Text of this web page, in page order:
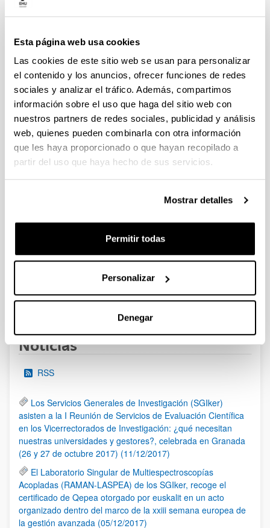
Esta página web usa cookies
Las cookies de este sitio web se usan para personalizar
el contenido y los anuncios, ofrecer funciones de redes
sociales y analizar el tráfico. Además, compartimos
información sobre el uso que haga del sitio web con
nuestros partners de redes sociales, publicidad y análisis
web, quienes pueden combinarla con otra información
que les haya proporcionado o que hayan recopilado a
partir del uso que haya hecho de sus servicios.
Mostrar detalles
Permitir todas
Personalizar
Denegar
PROGRAMME 2027
Trámite abierto
CONVOCATORIA PARA LA CONTRATACIÓN DE
PERSONAL INVESTIGADOR DOCTOR EN LA UPV/EHU
(2026)
Trámite abierto (Plazo de presentación de solicitudes: 03/06/2026 -
25/06/2026 23:59)
16/07/2026: Listado provisional de solicitudes admitidas y
excluidas para evaluación. Plazo alegaciones: del 17/07/2026
al 30/07/2026 (ambos incluídos)
PERSONAL INVESTIGADOR EN FORMACIÓN EN LA EHU
denegados
Página
1 Página
2 Página
3 ...Páginas intermedias Use TAB
Página
95
Noticias
RSS
Los Servicios Generales de Investigación (SGIker)
asisten a la I Reunión de Servicios de Evaluación Científica
en los Vicerrectorados de Investigación: ¿qué necesitan
nuestras universidades y gestores?, celebrada en Granada
(26 y 27 de octubre 2017) (11/12/2017)
El Laboratorio Singular de Multiespectroscopías
Acopladas (RAMAN-LASPEA) de los SGIker, recoge el
certificado de Qepea otorgado por euskalit en un acto
organizado dentro del marco de la xxiii semana europea de
la gestión avanzada (05/12/2017)